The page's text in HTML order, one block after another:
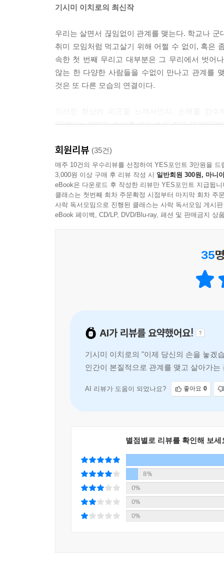
모든 것을 의심해야 한다는 것이 에리히 프롬의
고 의심하는 사람이 없다면 어떻게 될까. 프롬은
다. 지금 우리가 역사의 이 시점에서 비판하고 의
이 깨어 있는 것 같지만 실제로는 잠들어 있다. 자
--- 「모든 것을 의심하라」 중에서
들 그것은 자기 인생이
아니다. 그러므로 자신의 인생을 살기 위해서는
--- 「저마다의 고유한 행복」 중에서
사람은 정말로 서로를 이해할 수 있을까? 절대로
이해하고 있다고 생각하면 그 사람이 가깝게 느
서는 쓸 수 없다, 타인을 이해한다는 것은 불가능
해서는 쓸 수 없다는 걸 알고, 타인을 이해하는 것
--- 「타인을 이해할 수 없다는 것을 아는 일」 중에
진다고 모리는 말했지만, 사실은 그렇지 않다. 오
다고 생각하는 사람은 동의하지 않을지도 모르지만.
--- 「진정한 사랑은 자유를 추구한다」 중에서
의존과 지배 관계에 있다면 끊어내는 각오가 필
기시미 이치로의 최신작
우리는 살면서 끊임없이 관계를 맺는다. 학교나
취미 모임처럼 먹고살기 위해 어쩔 수 없이, 혹은
속한 첫 번째 무리고 대부분은 그 무리에서 벗어
않는 한 다양한 사람들을 수없이 만나고 관계를
것은 또 다른 모습의 연결이다.
끝낸다는 의미의 속어로 널리 쓰인 지도 오래되
정도면 인간관계에서 빚어지는 스트레스가 어느
그렇다면 마음에 들지 않는 관계라면 무조건 끊
전제하는 조건이 있다. “인간은 혼자서는 살 수
완전하지도 않다. 나의 어떤 부분을 타인이 채워
완전한 부정이 아니라 제대로 된 관계 맺기가 필요
이 책을 통해 우리는 우리가 놓치기 쉬운 관계의
물론 그러한 부모에게도. 이렇듯 저자는 에리히
변화를 감수하더라도 관계를 바꾸기 위해 노
첫머리에 놓일 책이다.
잘못된 관계를 놓아주고 엇나간 인생을 바로 잡다
나를 위한 제대로 된 관계인지를 점검하는 것이
용기를 갖고 관계를 놓아주는 것이 바람직하다.
‘새로운 조화’ 상태의 연결이다. 그 단계에 도달
저자는 우리가 맺는 관계가 추구해야 할 방향
원하는 대로 다시 설계해야 한다는 것이다. 내
회원리뷰 (35건)
매주 10건의 우수리뷰를 선정하여 YES포인트 3만원을 드
3,000원 이상 구매 후 리뷰 작성 시 일반회원 300원, 마니
eBook은 다운로드 후 작성한 리뷰만 YES포인트 지급됩니
클래스는 첫번째 회차 주문확정 시점부터 마지막 회차 주
사락 독서모임으로 진행된 클래스는 사락 독서모임 게시
eBook 페이백, CD/LP, DVD/Blu-ray, 패션 및 판매금지 상
35
AI가 리뷰를 요약했어요!
기시미 이치로의 "이제 당신의 손을 놓겠
인간이 본질적으로 관계를 맺고 살아가
설명한다. 관계의 질을 높이기 위해서는
별점별로 리뷰를 확인해 보세
0%
0%